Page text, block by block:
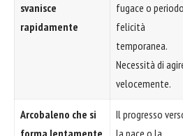
svanisce
rapidamente
fugace o
felicità
temporanea.
Necessità di
velocemente.
Arcobaleno che si
forma lentamente
Il progresso
la pace o la